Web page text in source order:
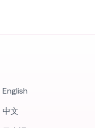
English
中文